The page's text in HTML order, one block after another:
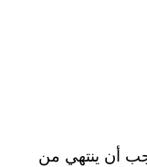
يجب أن ينتهي من